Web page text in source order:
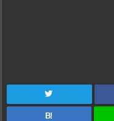
B!